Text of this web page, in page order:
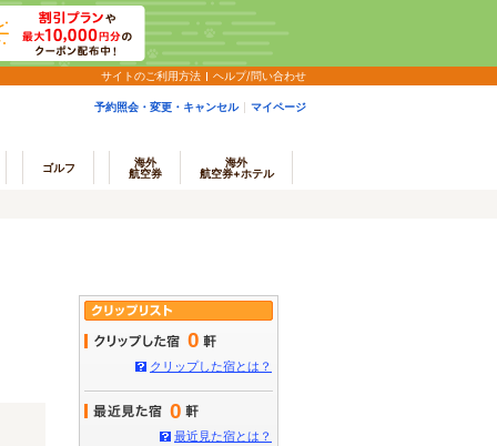
サイトのご利用方法 ヘルプ/問い合わせ
予約照会・変更・キャンセル マイページ
ゴルフ
海外
航空券
海外
航空券+ホテル
0
クリップした宿とは？
0
最近見た宿とは？